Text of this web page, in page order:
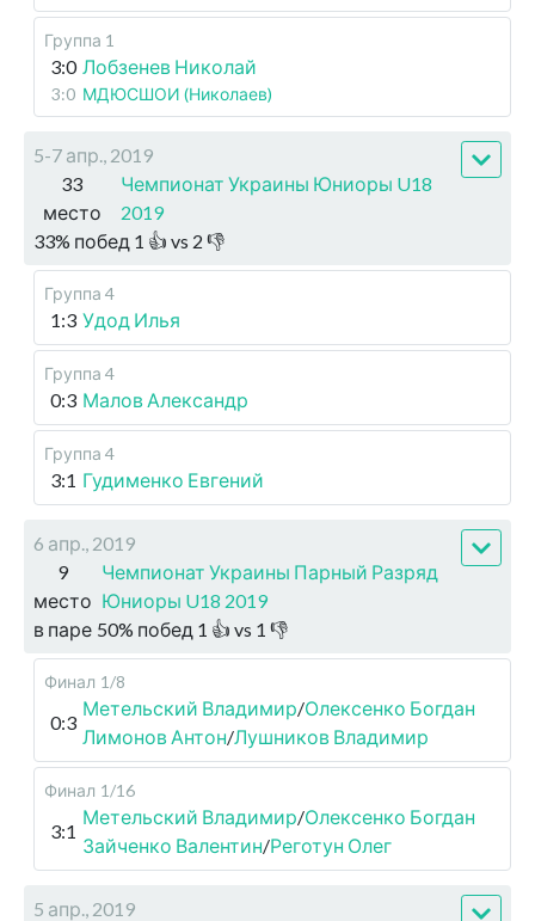
Группа 1
3:0 Лобзенев Николай
3:0 МДЮСШОИ (Николаев)
5-7 апр., 2019
33
место
Чемпионат Украины Юниоры U18
2019
33% побед 1 👍 vs 2 👎
Группа 4
1:3 Удод Илья
Группа 4
0:3 Малов Александр
Группа 4
3:1 Гудименко Евгений
6 апр., 2019
9
место
Чемпионат Украины Парный Разряд
Юниоры U18 2019
в паре 50% побед 1 👍 vs 1 👎
Финал 1/8
0:3
Метельский Владимир/Олексенко Богдан
Лимонов Антон/Лушников Владимир
Финал 1/16
3:1
Метельский Владимир/Олексенко Богдан
Зайченко Валентин/Реготун Олег
5 апр., 2019